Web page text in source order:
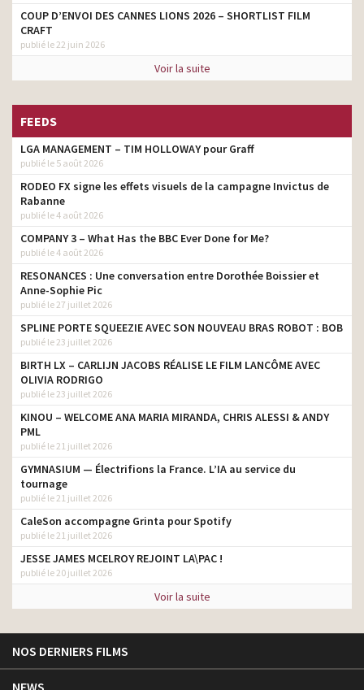
COUP D’ENVOI DES CANNES LIONS 2026 – SHORTLIST FILM
CRAFT
publié le 22 juin 2026
Voir la suite
FEEDS
LGA MANAGEMENT – TIM HOLLOWAY pour Graff
publié le 5 août 2026
RODEO FX signe les effets visuels de la campagne Invictus de
Rabanne
publié le 4 août 2026
COMPANY 3 – What Has the BBC Ever Done for Me?
publié le 4 août 2026
RESONANCES : Une conversation entre Dorothée Boissier et
Anne-Sophie Pic
publié le 27 juillet 2026
SPLINE PORTE SQUEEZIE AVEC SON NOUVEAU BRAS ROBOT : BOB
publié le 23 juillet 2026
BIRTH LX – CARLIJN JACOBS RÉALISE LE FILM LANCÔME AVEC
OLIVIA RODRIGO
publié le 23 juillet 2026
KINOU – WELCOME ANA MARIA MIRANDA, CHRIS ALESSI & ANDY
PML
publié le 21 juillet 2026
GYMNASIUM — Électrifions la France. L’IA au service du
tournage
publié le 21 juillet 2026
CaleSon accompagne Grinta pour Spotify
publié le 21 juillet 2026
JESSE JAMES MCELROY REJOINT LA\PAC !
publié le 20 juillet 2026
Voir la suite
NOS DERNIERS FILMS